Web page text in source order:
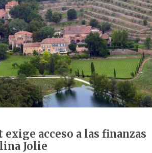
exige acceso a las finanzas
Jolie